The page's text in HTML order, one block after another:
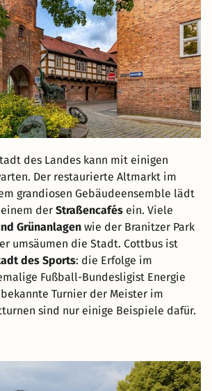
des Landes kann mit einigen
Der restaurierte Altmarkt im
grandiosen Gebäudeensemble lädt
der Straßencafés ein. Viele
Grünanlagen wie der Branitzer Park
umsäumen die Stadt. Cottbus ist
des Sports: die Erfolge im
Fußball-Bundesligist Energie
Turnier der Meister im
sind nur einige Beispiele dafür.